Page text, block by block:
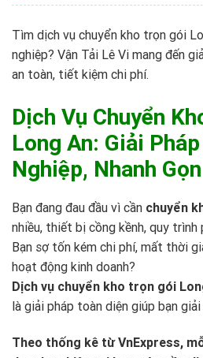
Tìm dịch vụ chuyển kho trọn gói
nghiệp? Vận Tải Lê Vi mang đến
an toàn, tiết kiệm chi phí.
Dịch Vụ Chuyển
Long An: Giải
Nghiệp, Nhanh Gọn
Bạn đang đau đầu vì cần chuyển
nhiều, thiết bị cồng kềnh, quy trình
Bạn sợ tốn kém chi phí, mất thời
hoạt động kinh doanh?
Dịch vụ chuyển kho trọn gói
là giải pháp toàn diện giúp bạn
Theo thống kê từVnExpress,